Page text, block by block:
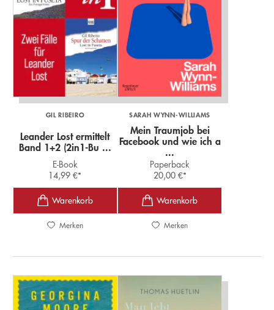
GIL RIBEIRO
Leander Lost ermittelt
Band 1+2 (2in1-Bu ...
E-Book
14,99€*
Merken
SARAH WYNN-WILLIAMS
Mein Traumjob bei
Facebook und wie ich a
...
Paperback
20,00 €*
Merken